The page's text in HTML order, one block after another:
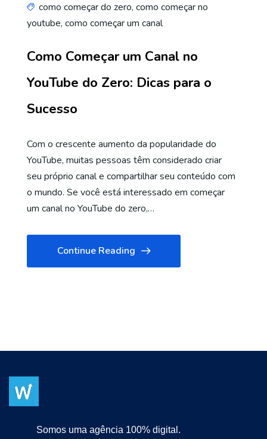
como começar do zero, como começar no
youtube, como começar um canal
Como Começar um Canal no
YouTube do Zero: Dicas para o
Sucesso
Com o crescente aumento da popularidade do
YouTube, muitas pessoas têm considerado criar
seu próprio canal e compartilhar seu conteúdo com
o mundo. Se você está interessado em começar
um canal no YouTube do zero,…
Continue Reading
Somos uma agência 100% digital.